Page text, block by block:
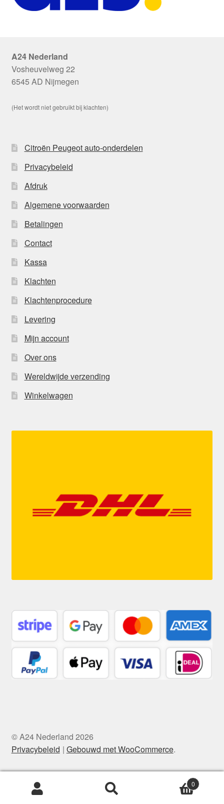
A24 Nederland
Vosheuvelweg 22
6545 AD Nijmegen
(Het wordt niet gebruikt bij klachten)
Citroën Peugeot auto-onderdelen
Privacybeleid
Afdruk
Algemene voorwaarden
Betalingen
Contact
Kassa
Klachten
Klachtenprocedure
Levering
Mijn account
Over ons
Wereldwijde verzending
Winkelwagen
© A24 Nederland 2026
Privacybeleid
Gebouwd met WooCommerce.
Zoeken
0